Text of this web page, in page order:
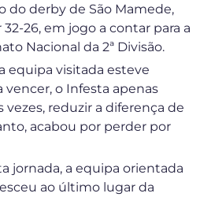
do derby de São Mamede,
26, em jogo a contar para a
Nacional da 2ª Divisão.
equipa visitada esteve
o Infesta apenas
reduzir a diferença de
acabou por perder por
jornada, a equipa orientada
ao último lugar da